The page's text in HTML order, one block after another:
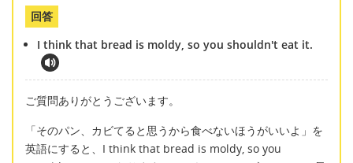
回答
I think that bread is moldy, so you shouldn't eat it.
ご質問ありがとうございます。
「そのパン、カビてると思うから食べないほうがいいよ」を
英語にすると、I think that bread is moldy, so you